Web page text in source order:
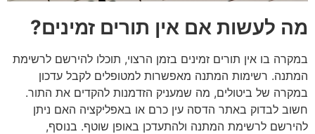
מה לעשות אם אין תורים זמינים?
במקרה בו אין תורים זמינים בזמן הרצוי, תוכלו להירשם לרשימת
המתנה. רשימות המתנה מאפשרות למטופלים לקבל עדכון
במקרה של ביטולים, מה שמעניק הזדמנות להקדים את התור.
חשוב לבדוק באתר הדסה עין כרם או באפליקציה האם ניתן
להירשם לרשימת המתנה ולהתעדכן באופן שוטף. בנוסף,